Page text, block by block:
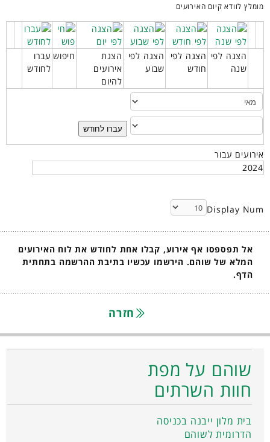
מומלץ לוודא קיום האירועים
הצגה לפי
שנה
הצגה לפי
חודש
הצגה לפי
שבוע
הצגת
אירועים
להיום
חיפוש עברו
לחודש
עברו לחודש
אירועים עבור
2024
Display Num
אל תפספסו אף אירוע, קבלו אחת לחודש את לוח האירועים
המלא של שוהם. הירשמו עכשיו בתיבת ההרשמה בתחתית
הדף.
חזרה
שוהם על מפת
חוות השרתים
בית מלון ייבנה בכניסה
הדרומית לשוהם